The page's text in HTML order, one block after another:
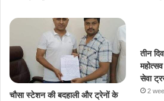
चौसा स्टेशन की बदहाली और ट्रेनों के
तीन
सेवा
2